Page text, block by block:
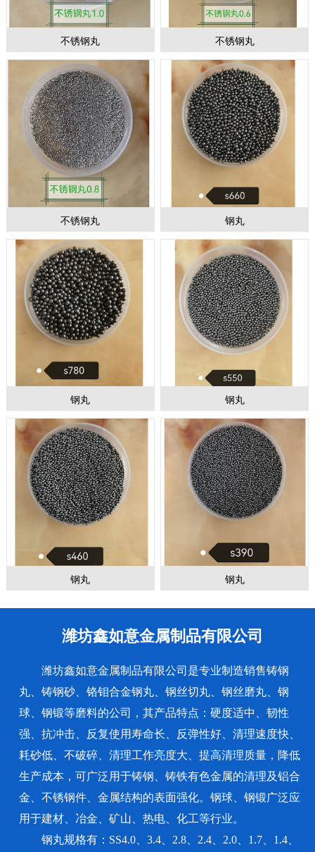
不锈钢丸 不锈钢丸
不锈钢丸 钢丸
钢丸 钢丸
钢丸 钢丸
潍坊鑫如意金属制品有限公司
潍坊鑫如意金属制品有限公司是专业制造销售铸钢
丸、铸钢砂、铬钼合金钢丸、钢丝切丸、钢丝磨丸、钢
球、钢锻等磨料的公司，其产品特点：硬度适中、韧性
强、抗冲击、反复使用寿命长、反弹性好、清理速度快、
耗砂低、不破碎、清理工作亮度大、提高清理质量，降低
生产成本，可广泛用于铸钢、铸铁有色金属的清理及铝合
金、不锈钢件、金属结构的表面强化。钢球、钢锻广泛应
用于建材、冶金、矿山、热电、化工等行业。
钢丸规格有：SS4.0、3.4、2.8、2.4、2.0、1.7、1.4、